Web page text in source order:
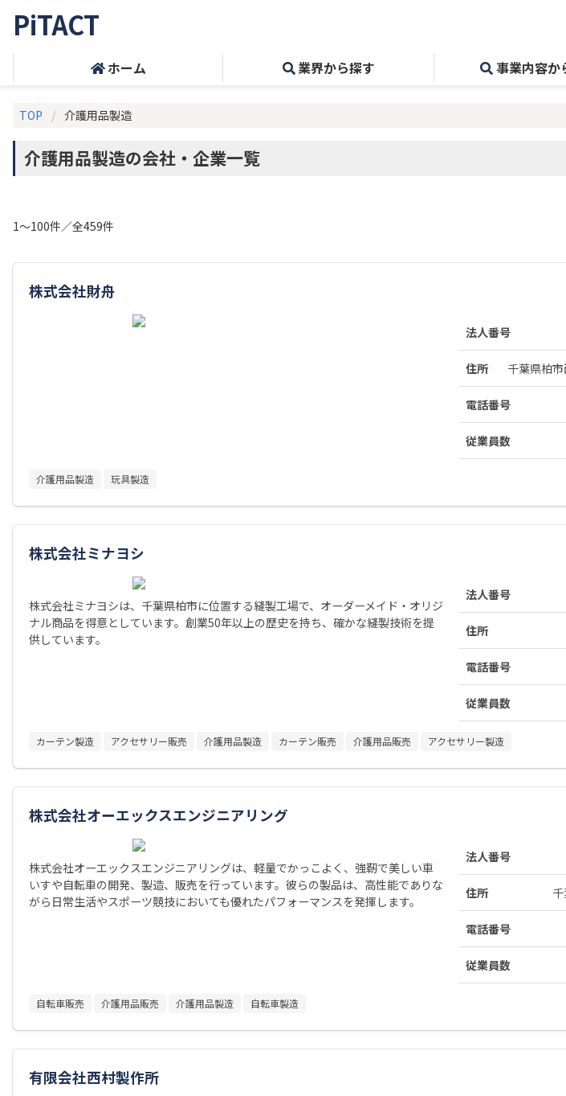
PiTACT
ホーム 業界から探す 事業内容か
TOP 介護用品製造
介護用品製造の会社・企業一覧
1～100件／全459件
株式会社財舟
法人番号
住所 千葉県柏
電話番号
従業員数
介護用品製造 玩具製造
株式会社ミナヨシ
株式会社ミナヨシは、千葉県柏市に位置する縫製工場で、オーダーメイド・オリジ
ナル商品を得意としています。創業50年以上の歴史を持ち、確かな縫製技術を提
供しています。
法人番号
住所
電話番号
従業員数
カーテン製造 アクセサリー販売 介護用品製造 カーテン販売 介護用品販売 アクセサリー製造
株式会社オーエックスエンジニアリング
株式会社オーエックスエンジニアリングは、軽量でかっこよく、強靭で美しい車
いすや自転車の開発、製造、販売を行っています。彼らの製品は、高性能でありな
がら日常生活やスポーツ競技においても優れたパフォーマンスを発揮します。
法人番号
住所
電話番号
従業員数
自転車販売 介護用品販売 介護用品製造 自転車製造
有限会社西村製作所